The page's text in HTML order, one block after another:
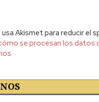
Akismet para reducir el
se procesan los datos